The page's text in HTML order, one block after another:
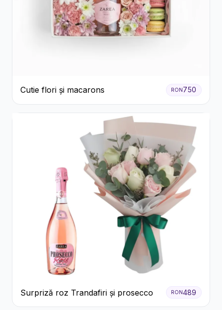
Cutie flori și macarons RON750
Surpriză roz Trandafiri și prosecco RON 489